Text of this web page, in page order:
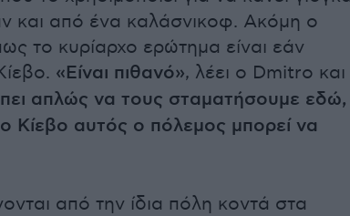
και από ένα καλάσνικοφ. Ακόμη ο
το κυρίαρχο ερώτημα είναι εάν
«Είναι πιθανό», λέει ο Dmitro και
απλώς να τους σταματήσουμε εδώ,
Κίεβο αυτός ο πόλεμος μπορεί να
από την ίδια πόλη κοντά στα